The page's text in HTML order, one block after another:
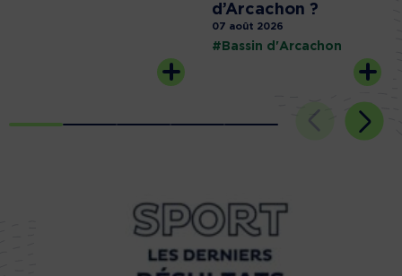
d’Arcachon ?
07 août 2026
#Bassin d'Arcachon